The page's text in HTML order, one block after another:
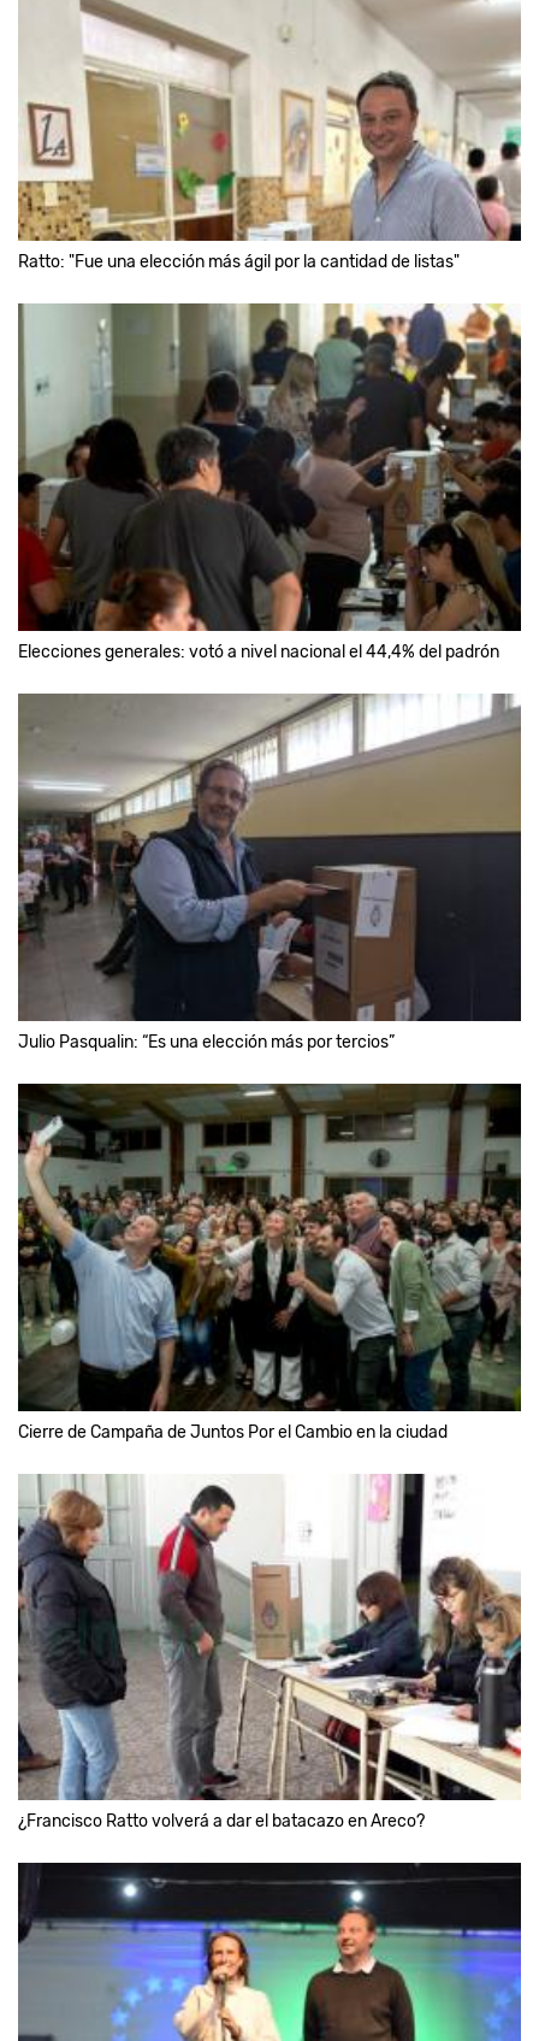
Ratto: "Fue una elección más ágil por la cantidad de listas"
Elecciones generales: votó a nivel nacional el 44,4% del padrón
Julio Pasqualin: “Es una elección más por tercios”
Cierre de Campaña de Juntos Por el Cambio en la ciudad
¿Francisco Ratto volverá a dar el batacazo en Areco?